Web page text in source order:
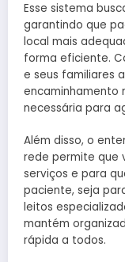
Esse sistema
garantindo que
local mais
forma eficiente.
e seus familiares
encaminhamento
necessária para
Além disso, o
rede permite que
serviços e para
paciente, seja
leitos
mantém
rápida a todos.